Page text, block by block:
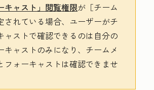
キャスト」 閲覧権限が［チーム
されている場合、ユーザーがチ
ャストで確認できるのは自分の
キャストのみになり、チームメ
フォーキャストは確認できませ